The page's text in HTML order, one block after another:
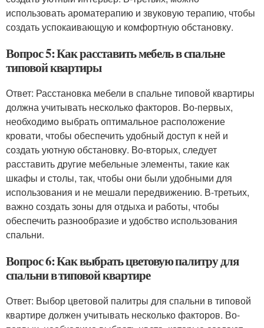
использовать ароматерапию и звуковую терапию, чтобы
создать успокаивающую и комфортную обстановку.
Вопрос 5: Как расставить мебель в спальне
типовой квартиры
Ответ: Расстановка мебели в спальне типовой квартиры
должна учитывать несколько факторов. Во-первых,
необходимо выбрать оптимальное расположение
кровати, чтобы обеспечить удобный доступ к ней и
создать уютную обстановку. Во-вторых, следует
расставить другие мебельные элементы, такие как
шкафы и столы, так, чтобы они были удобными для
использования и не мешали передвижению. В-третьих,
важно создать зоны для отдыха и работы, чтобы
обеспечить разнообразие и удобство использования
спальни.
Вопрос 6: Как выбрать цветовую палитру для
спальни в типовой квартире
Ответ: Выбор цветовой палитры для спальни в типовой
квартире должен учитывать несколько факторов. Во-